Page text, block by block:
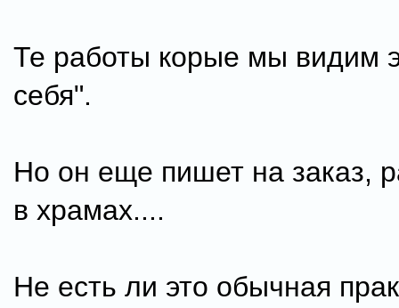
Те работы корые мы видим
себя".
Но он еще пишет на заказ,
в храмах....
Не есть ли это обычная